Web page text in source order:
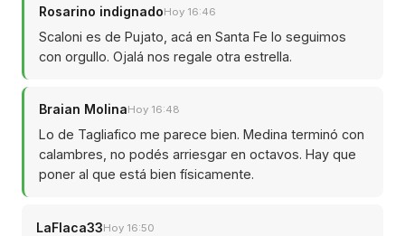
Rosarino indignadoHoy 16:46
Scaloni es de Pujato, acá en Santa Fe lo seguimos
con orgullo. Ojalá nos regale otra estrella.
Braian MolinaHoy 16:48
Lo de Tagliafico me parece bien. Medina terminó con
calambres, no podés arriesgar en octavos. Hay que
poner al que está bien físicamente.
LaFlaca33Hoy 16:50